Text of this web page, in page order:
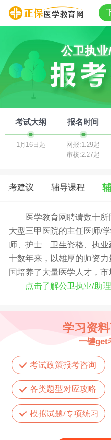
公卫执
考试大纲
1月16日起
报名时间
网报:1.29起
审核:2.27起
报考建议 辅导课程
医学教育网聘请数十所
大型三甲医院的主任医师/
师、护士、卫生资格、执
十数年来，以雄厚的师资
国培养了大量医学人才，市
点击了解公卫执业/助
学习资
一键get
考试政策报考咨询
各类题型对应攻略
模拟试题/专项练习